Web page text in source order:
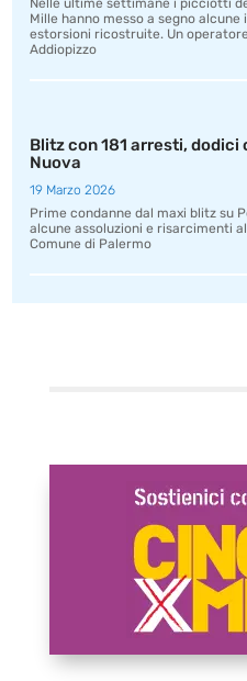
Nelle ultime settimane i picciotti
Mille hanno messo a segno
estorsioni ricostruite. Un
Addiopizzo
Blitz con 181 arresti,
Nuova
19 Marzo 2026
Prime condanne dal maxi blitz su
alcune assoluzioni e risarcimenti
Comune di Palermo